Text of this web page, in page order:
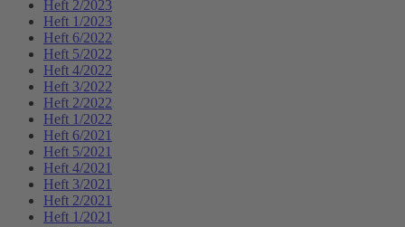
Heft 2/2023
Heft 1/2023
Heft 6/2022
Heft 5/2022
Heft 4/2022
Heft 3/2022
Heft 2/2022
Heft 1/2022
Heft 6/2021
Heft 5/2021
Heft 4/2021
Heft 3/2021
Heft 2/2021
Heft 1/2021